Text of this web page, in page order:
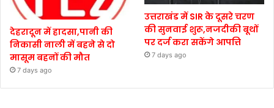
देहरादून में हादसा,पानी की
निकासी नाली में बहने से दो
मासूम बहनों की मौत
7 days ago
उत्तराखंड में SIR के दूसरे चरण
की सुनवाई शुरू,नजदीकी बूथों
पर दर्ज करा सकेंगे आपत्ति
7 days ago